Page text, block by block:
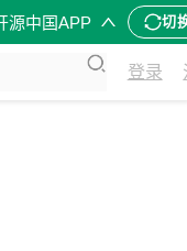
源中国APP 切
登录